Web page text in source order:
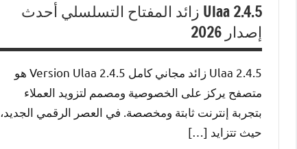
Ulaa 2.4.5 زائد المفتاح التسلسلي أحدث
إصدار 2026
Ulaa 2.4.5 زائد مجاني كامل Version Ulaa 2.4.5 هو
متصفح يركز على الخصوصية ومصمم لتزويد العملاء
بتجربة إنترنت ثابتة ومخصصة. في العصر الرقمي الجديد،
حيث تتزايد […]